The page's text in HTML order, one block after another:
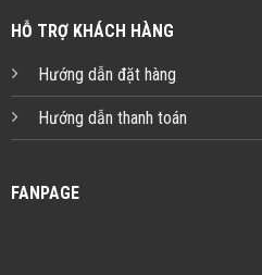
HỖ TRỢ KHÁCH HÀNG
Hướng dẫn đặt hàng
Hướng dẫn thanh toán
FANPAGE